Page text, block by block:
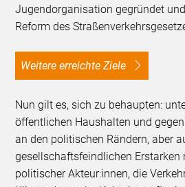
Jugendorganisation gegründet
Reform des
Weitere erreichte Ziele
Nun gilt es, sich zu behaupten:
öffentlichen Haushalten und
an den politischen Rändern, aber
gesellschaftsfeindlichen Erstarken
politischer Akteur:innen, die